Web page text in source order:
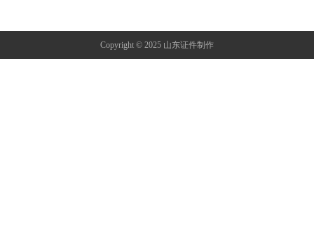
Copyright © 2025 山东证件制作